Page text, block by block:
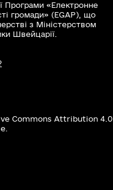
Програми «Електронне
громади» (EGAP), що
з Міністерством
Швейцарії.
Commons Attribution 4.0